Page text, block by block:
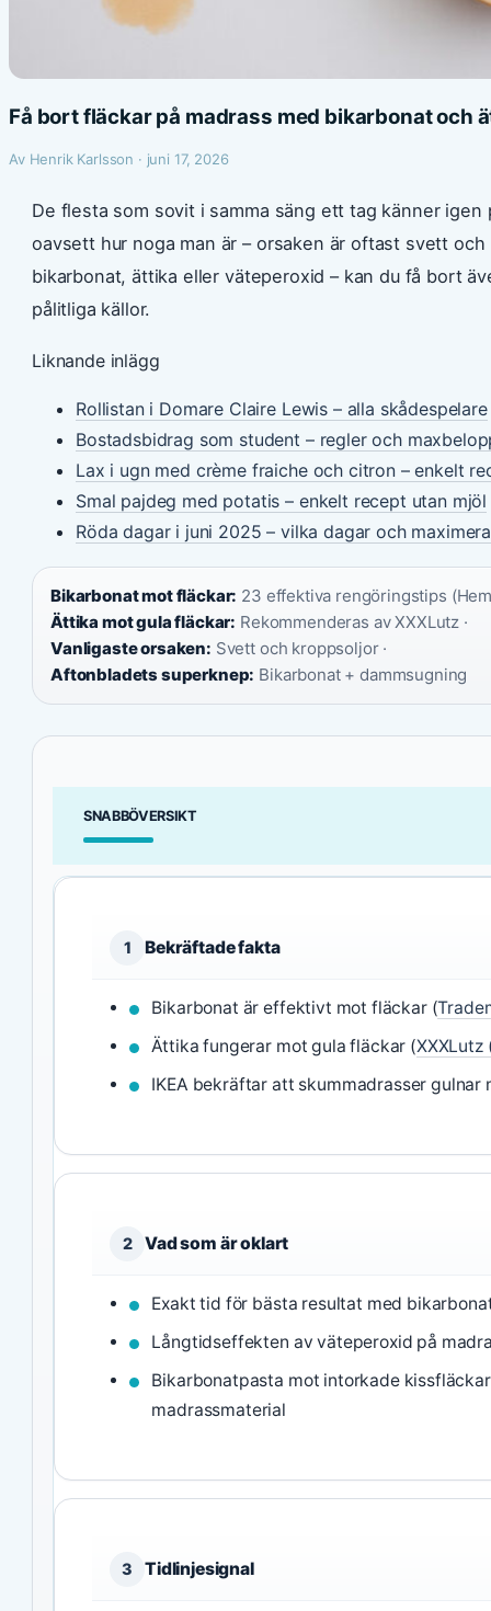
Få bort fläckar på madrass med bikarbonat och
Av Henrik Karlsson · juni 17, 2026
De flesta som sovit i samma säng ett tag känner
oavsett hur noga man är – orsaken är oftast svett
bikarbonat, ättika eller väteperoxid – kan du få bort
pålitliga källor.
Liknande inlägg
Rollistan i Domare Claire Lewis – alla skådespelare
Bostadsbidrag som student – regler och
Lax i ugn med crème fraiche och citron – enkelt
Smal pajdeg med potatis – enkelt recept utan mjöl
Röda dagar i juni 2025 – vilka dagar och
Bikarbonat mot fläckar: 23 effektiva rengöringstips
Ättika mot gula fläckar: Rekommenderas av XXXLutz ·
Vanligaste orsaken: Svett och kroppsoljor ·
Aftonbladets superknep: Bikarbonat + dammsugning
SNABBÖVERSIKT
1 Bekräftade fakta
Bikarbonat är effektivt mot fläckar (
Ättika fungerar mot gula fläckar (
IKEA bekräftar att skummadrasser gulnar
2 Vad som är oklart
Exakt tid för bästa resultat med
Långtidseffekten av väteperoxid på
Bikarbonatpasta mot intorkade
madrassmaterial
3 Tidlinjesignal